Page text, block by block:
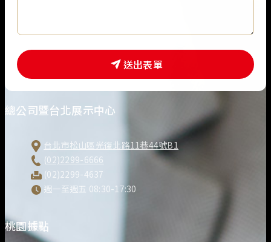
總公司暨台北展示中心
台北市松山區光復北路11巷44號B1
(02)2299-6666
(02)2299-4637
週一至週五 08:30-17:30
桃園據點
送出表單